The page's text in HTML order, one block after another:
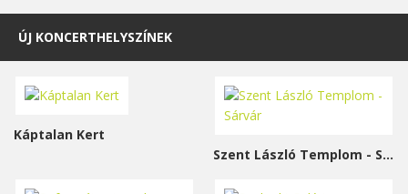
ÚJ KONCERTHELYSZÍNEK
Káptalan Kert
Szent László Templom - Sárvár